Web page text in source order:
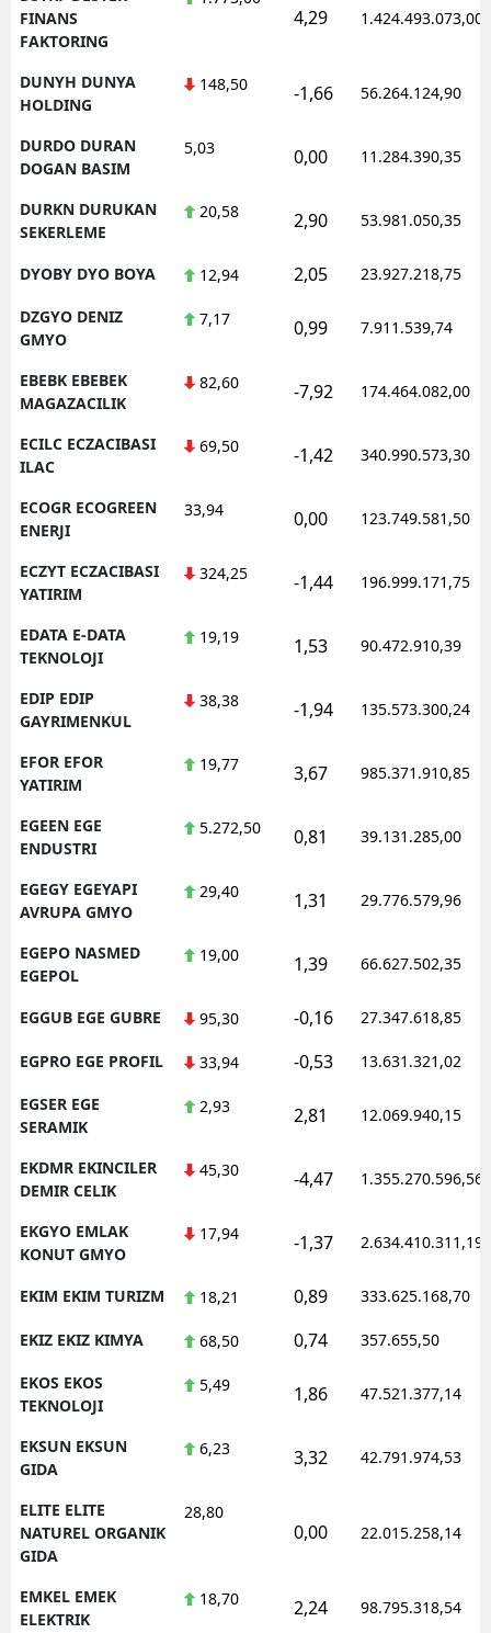
FINANS
FAKTORING
4,29 1.424.493.073,00
DUNYH DUNYA
HOLDING
148,50 -1,66 56.264.124,90
DURDO DURAN
DOGAN BASIM
5,03 0,00 11.284.390,35
DURKN DURUKAN
SEKERLEME
20,58 2,90 53.981.050,35
DYOBY DYO BOYA 12,94 2,05 23.927.218,75
DZGYO DENIZ
GMYO
7,17 0,99 7.911.539,74
EBEBK EBEBEK
MAGAZACILIK
82,60 -7,92 174.464.082,00
ECILC ECZACIBASI
ILAC
69,50 -1,42 340.990.573,30
ECOGR ECOGREEN
ENERJI
33,94 0,00 123.749.581,50
ECZYT ECZACIBASI
YATIRIM
324,25 -1,44 196.999.171,75
EDATA E-DATA
TEKNOLOJI
19,19 1,53 90.472.910,39
EDIP EDIP
GAYRIMENKUL
38,38 -1,94 135.573.300,24
EFOR EFOR
YATIRIM
19,77 3,67 985.371.910,85
EGEEN EGE
ENDUSTRI
5.272,50 0,81 39.131.285,00
EGEGY EGEYAPI
AVRUPA GMYO
29,40 1,31 29.776.579,96
EGEPO NASMED
EGEPOL
19,00 1,39 66.627.502,35
EGGUB EGE GUBRE 95,30 -0,16 27.347.618,85
EGPRO EGE PROFIL 33,94 -0,53 13.631.321,02
EGSER EGE
SERAMIK
2,93 2,81 12.069.940,15
EKDMR EKINCILER
DEMIR CELIK
45,30 -4,47 1.355.270.596,56
EKGYO EMLAK
KONUT GMYO
17,94 -1,37 2.634.410.311,19
EKIM EKIM TURIZM 18,21 0,89 333.625.168,70
EKIZ EKIZ KIMYA 68,50 0,74 357.655,50
EKOS EKOS
TEKNOLOJI
5,49 1,86 47.521.377,14
EKSUN EKSUN
GIDA
6,23 3,32 42.791.974,53
ELITE ELITE
NATUREL ORGANIK
GIDA
28,80
0,00 22.015.258,14
EMKEL EMEK
ELEKTRIK
18,70 2,24 98.795.318,54